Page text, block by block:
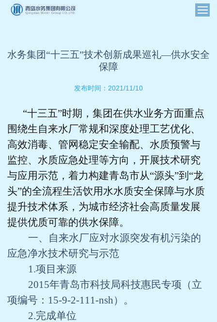
水务集团“十三五”技术创新成果巡礼—供水安全
保障
发布时间： 2021/11/10
“十三五”时期，集团在供水业务方面重点
围绕生自来水厂常规和深度处理工艺优化、
高效消毒、管网稳定安全输配、水质预警与
监控、水质应急处理等方向，开展技术研究
与应用示范，着力构建青岛市从“源头”到“龙
头”的全流程生活饮用水水质安全保障与水质
提升技术体系，为城市经济社会高质量发展
提供优质可靠的供水保障。
一、自来水厂应对水源突发有机污染的
应急净水技术研究与示范
1.项目来源
2015年青岛市科技局科技惠民专项（立
项编号： 15-9-2-111-nsh）。
2.完成单位